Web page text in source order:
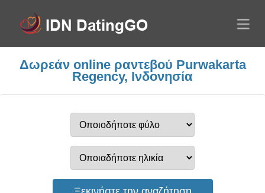
Δωρεάν online ραντεβού Purwakarta
Regency, Ινδονησία